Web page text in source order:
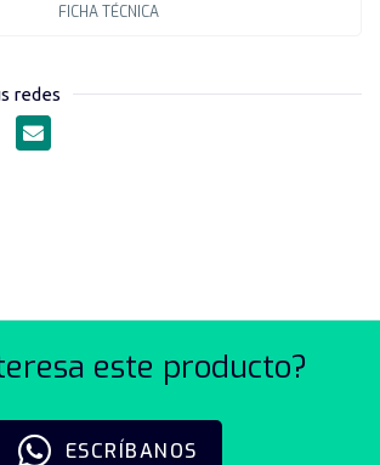
FICHA TÉCNICA
redes
este producto?
ESCRÍBANOS